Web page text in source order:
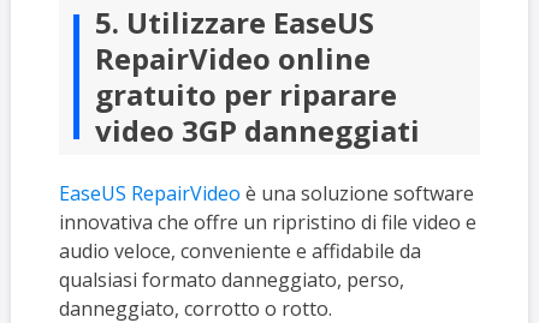
5. Utilizzare EaseUS
RepairVideo online
gratuito per riparare
video 3GP danneggiati
EaseUS RepairVideo è una soluzione software
innovativa che offre un ripristino di file video e
audio veloce, conveniente e affidabile da
qualsiasi formato danneggiato, perso,
danneggiato, corrotto o rotto.